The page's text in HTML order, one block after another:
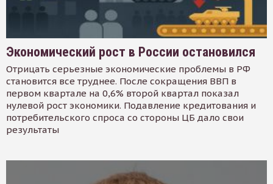
Экономический рост в России остановился
Отрицать серьезные экономические проблемы в РФ
становится все труднее. После сокращения ВВП в
первом квартале на 0,6% второй квартал показал
нулевой рост экономики. Подавление кредитования и
потребительского спроса со стороны ЦБ дало свои
результаты